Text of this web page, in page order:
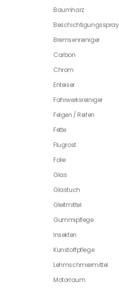
Baumharz
Beschichtigungsspray
Bremsenreiniger
Carbon
Chrom
Enteiser
Fahrwerksreiniger
Felgen / Reifen
Fette
Flugrost
Folie
Glas
Glastuch
Gleitmittel
Gummipflege
Insekten
Kunstoffpflege
Lehmschmiermittel
Motorraum